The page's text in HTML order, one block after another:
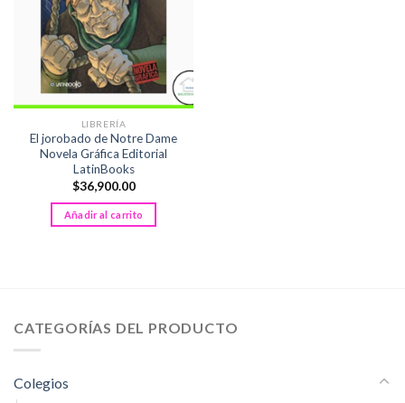
LIBRERÍA
El jorobado de Notre Dame
Novela Gráfica Editorial
LatinBooks
$36,900.00
Añadir al carrito
CATEGORÍAS DEL PRODUCTO
Colegios